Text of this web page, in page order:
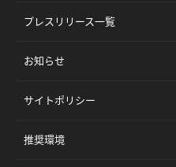
プレスリリース一覧
お知らせ
サイトポリシー
推奨環境